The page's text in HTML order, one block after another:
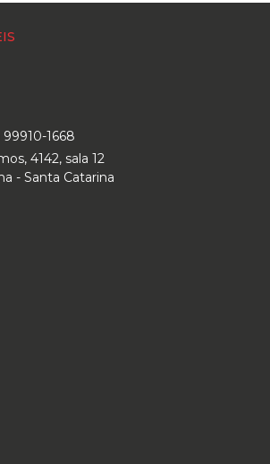
99910-1668
4142, sala 12
- Santa Catarina